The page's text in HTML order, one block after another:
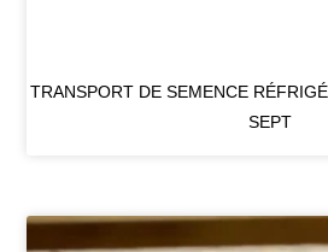
TRANSPORT DE SEMENCE
SEPT